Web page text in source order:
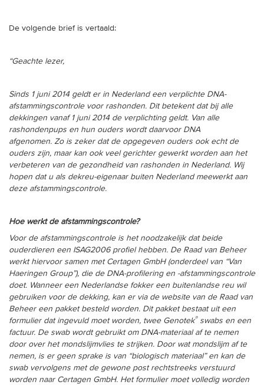
De volgende brief is vertaald:
“Geachte lezer,
Sinds 1 juni 2014 geldt er in Nederland een verplichte DNA-
afstammingscontrole voor rashonden. Dit betekent dat bij alle
dekkingen vanaf 1 juni 2014 de verplichting geldt. Van alle
rashondenpups en hun ouders wordt daarvoor DNA
afgenomen. Zo is zeker dat de opgegeven ouders ook echt de
ouders zijn, maar kan ook veel gerichter gewerkt worden aan het
verbeteren van de gezondheid van rashonden in Nederland. Wij
hopen dat u als dekreu-eigenaar buiten Nederland meewerkt aan
deze afstammingscontrole.
Hoe werkt de afstammingscontrole?
Voor de afstammingscontrole is het noodzakelijk dat beide
ouderdieren een ISAG2006 profiel hebben. De Raad van Beheer
werkt hiervoor samen met Certagen GmbH (onderdeel van “Van
Haeringen Group”), die de DNA-profilering en -afstammingscontrole
doet. Wanneer een Nederlandse fokker een buitenlandse reu wil
gebruiken voor de dekking, kan er via de website van de Raad van
Beheer een pakket besteld worden. Dit pakket bestaat uit een
formulier dat ingevuld moet worden, twee Genotek®swabs en een
factuur. De swab wordt gebruikt om DNA-materiaal af te nemen
door over het mondslijmvlies te strijken. Door wat mondslijm af te
nemen, is er geen sprake is van “biologisch materiaal” en kan de
swab vervolgens met de gewone post rechtstreeks verstuurd
worden naar Certagen GmbH. Het formulier moet volledig worden